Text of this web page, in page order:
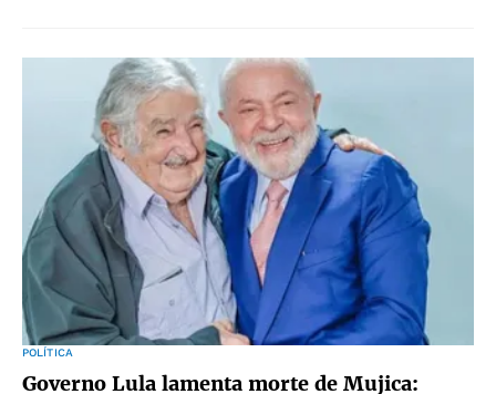
POLÍTICA
Governo Lula lamenta morte de Mujica: